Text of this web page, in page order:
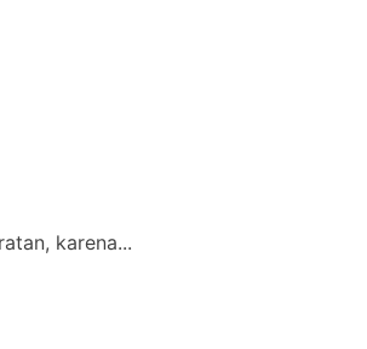
karena...